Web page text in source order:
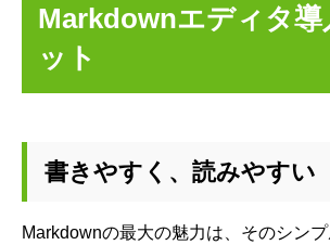
Markdownエディタ導
ット
書きやすく、読みやすい
Markdownの最大の魅力は、そのシン